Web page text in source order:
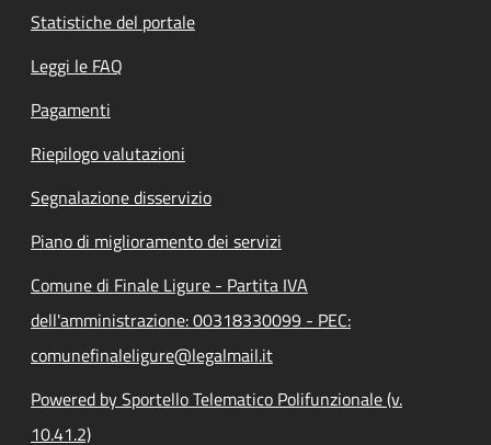
Statistiche del portale
Leggi le FAQ
Pagamenti
Riepilogo valutazioni
Segnalazione disservizio
Piano di miglioramento dei servizi
Comune di Finale Ligure - Partita IVA
dell'amministrazione: 00318330099 - PEC:
comunefinaleligure@legalmail.it
Powered by Sportello Telematico Polifunzionale (v.
10.41.2)